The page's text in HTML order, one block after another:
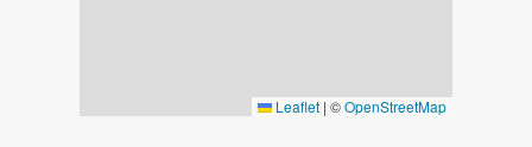
Leaflet | ©OpenStreetMap